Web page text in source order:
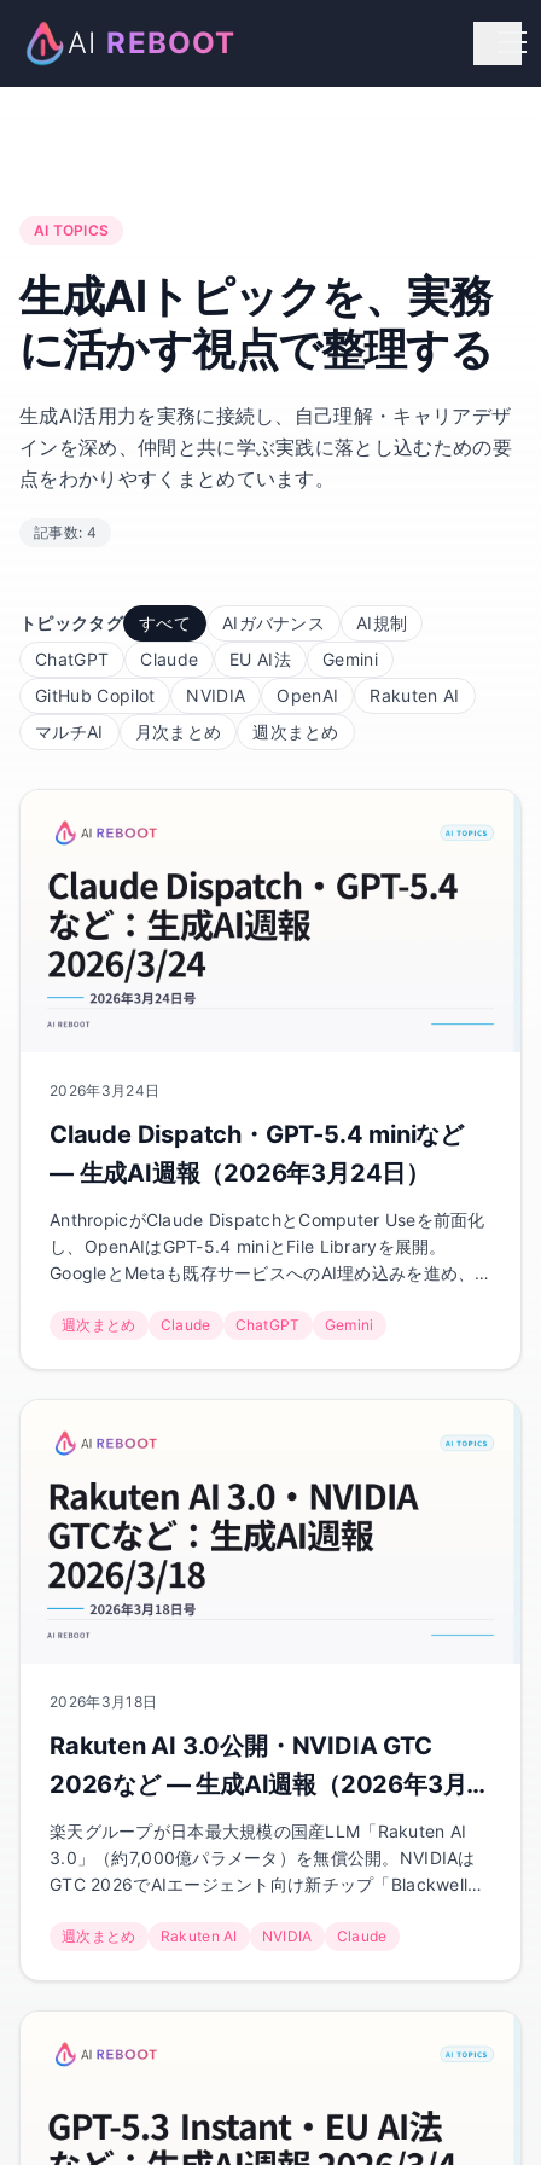
AI REBOOT
AI TOPICS
生成AIトピックを、 実務
に活かす視点で整理する
生成AI活用力を実務に接続し、自己理解・キャリアデザ
インを深め、仲間と共に学ぶ実践に落とし込むための要
点をわかりやすくまとめています。
記事数: 4
トピックタグ すべて AIガバナンス
AI規制
ChatGPT
Claude EU AI法
Gemini
GitHub Copilot
NVIDIA OpenAI
Rakuten AI
マルチAI
月次まとめ 週次まとめ
2026年3月24日
Claude Dispatch・GPT-5.4 miniなど
— 生成AI週報（2026年3月24日）
AnthropicがClaude DispatchとComputer Useを前面化
し、OpenAIはGPT-5.4 miniとFile Libraryを展開。
GoogleとMetaも既存サービスへのAI埋め込みを進め、
週次まとめ Claude ChatGPT Gemini
2026年3月18日
Rakuten AI 3.0公開・NVIDIA GTC
2026など — 生成AI週報（2026年3月
18日）
楽天グループが日本最大規模の国産LLM「Rakuten AI
3.0」（約7,000億パラメータ）を無償公開。NVIDIAは
GTC 2026でAIエージェント向け新チップ「Blackwell
デルを有料プラン限定に変更しました。
週次まとめ Rakuten AI NVIDIA Claude